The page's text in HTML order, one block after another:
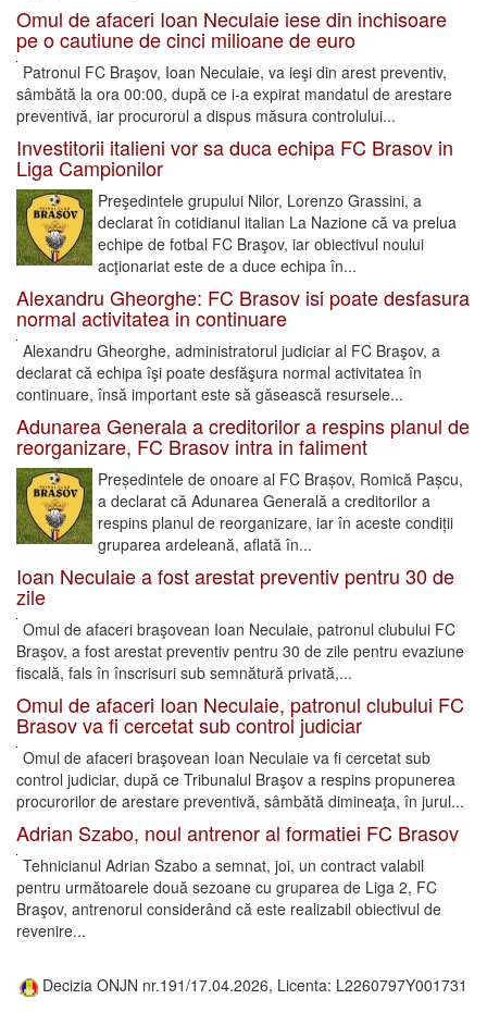
Omul de afaceri Ioan Neculaie iese din inchisoare
pe o cautiune de cinci milioane de euro
Patronul FC Braşov, Ioan Neculaie, va ieşi din arest preventiv,
sâmbătă la ora 00:00, după ce i-a expirat mandatul de arestare
preventivă, iar procurorul a dispus măsura controlului...
Investitorii italieni vor sa duca echipa FC Brasov in
Liga Campionilor
Preşedintele grupului Nilor, Lorenzo Grassini, a
declarat în cotidianul italian La Nazione că va prelua
echipe de fotbal FC Braşov, iar obiectivul noului
acţionariat este de a duce echipa în...
Alexandru Gheorghe: FC Brasov isi poate desfasura
normal activitatea in continuare
Alexandru Gheorghe, administratorul judiciar al FC Braşov, a
declarat că echipa îşi poate desfăşura normal activitatea în
continuare, însă important este să găsească resursele...
Adunarea Generala a creditorilor a respins planul de
reorganizare, FC Brasov intra in faliment
Președintele de onoare al FC Brașov, Romică Pașcu,
a declarat că Adunarea Generală a creditorilor a
respins planul de reorganizare, iar în aceste condiții
gruparea ardeleană, aflată în...
Ioan Neculaie a fost arestat preventiv pentru 30 de
zile
Omul de afaceri braşovean Ioan Neculaie, patronul clubului FC
Braşov, a fost arestat preventiv pentru 30 de zile pentru evaziune
fiscală, fals în înscrisuri sub semnătură privată,...
Omul de afaceri Ioan Neculaie, patronul clubului FC
Brasov va fi cercetat sub control judiciar
Omul de afaceri braşovean Ioan Neculaie va fi cercetat sub
control judiciar, după ce Tribunalul Braşov a respins propunerea
procurorilor de arestare preventivă, sâmbătă dimineaţa, în jurul...
Adrian Szabo, noul antrenor al formatiei FC Brasov
Tehnicianul Adrian Szabo a semnat, joi, un contract valabil
pentru următoarele două sezoane cu gruparea de Liga 2, FC
Braşov, antrenorul considerând că este realizabil obiectivul de
revenire...
Decizia ONJN nr.191/17.04.2026, Licenta: L2260797Y001731